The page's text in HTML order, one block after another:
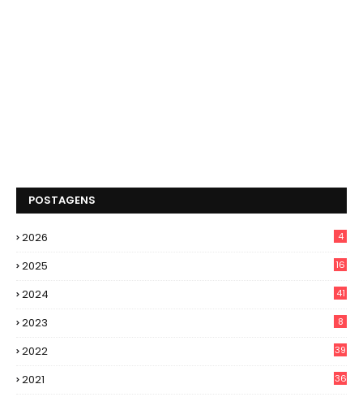
POSTAGENS
2026 4
2025 16
2024 41
2023 8
2022 39
2021 36